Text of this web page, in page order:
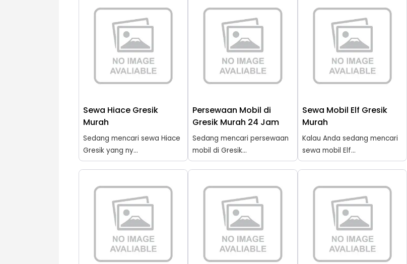
Sewa Hiace Gresik
Murah
Sedang mencari sewa Hiace
Gresik yang ny...
Persewaan Mobil di
Gresik Murah 24 Jam
Sedang mencari persewaan
mobil di Gresik...
Sewa Mobil Elf Gresik
Murah
Kalau Anda sedang mencari
sewa mobil Elf...